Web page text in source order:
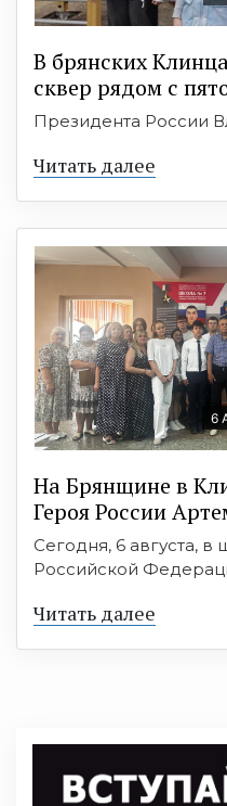
В брянских
сквер рядом с
Президента России
Читать далее
6
На Брянщине в
Героя России
Сегодня, 6 августа,
Российской
Читать далее